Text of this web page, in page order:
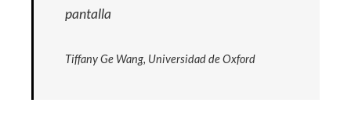
pantalla
Tiffany Ge Wang, Universidad de Oxford